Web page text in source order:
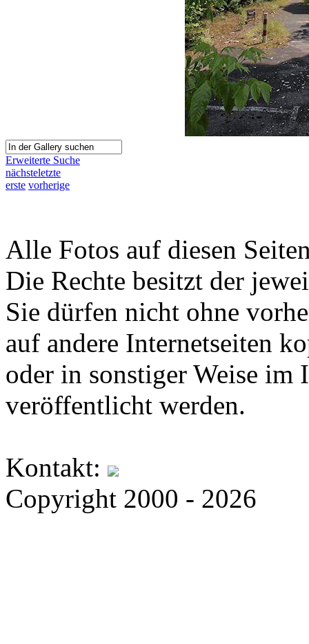
Erweiterte Suche
nächsteletzte
erste vorherige
Alle Fotos auf diesen
Die Rechte besitzt der
Sie dürfen nicht ohne
auf andere Internetseiten
oder in sonstiger Weise im
veröffentlicht werden.
Kontakt:
Copyright 2000 - 2026